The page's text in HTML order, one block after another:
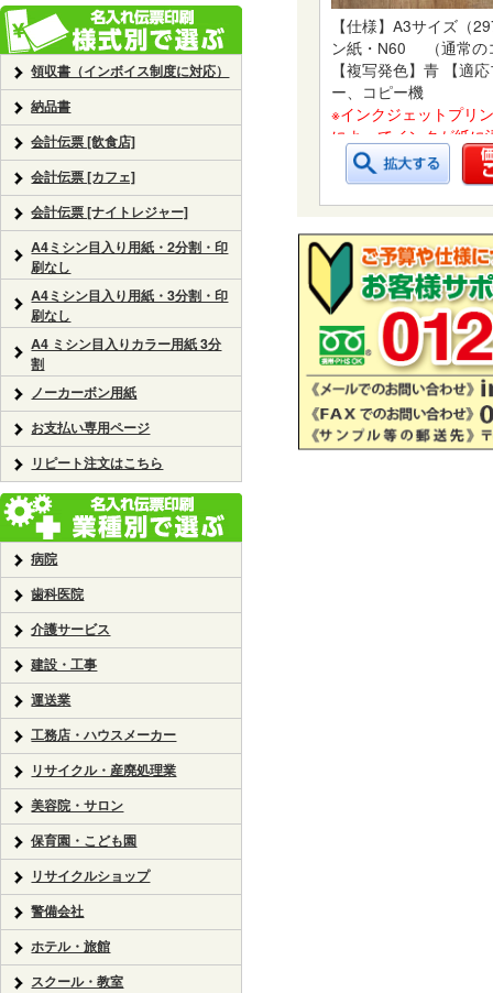
【仕様】A3サイズ（
ン紙・N60 （通常の
【複写発色】青 【適
ー、コピー機
※インクジェットプリ
によってインクが紙
けますと印刷可能な
日発送
領収書（インボイス制度に対応）
納品書
会計伝票 [飲食店]
会計伝票 [カフェ]
会計伝票 [ナイトレジャー]
A4ミシン目入り用紙・2分割・印
刷なし
A4ミシン目入り用紙・3分割・印
刷なし
A4 ミシン目入りカラー用紙 3分
割
ノーカーボン用紙
お支払い専用ページ
リピート注文はこちら
病院
歯科医院
介護サービス
建設・工事
運送業
工務店・ハウスメーカー
リサイクル・産廃処理業
美容院・サロン
保育園・こども園
リサイクルショップ
警備会社
ホテル・旅館
スクール・教室